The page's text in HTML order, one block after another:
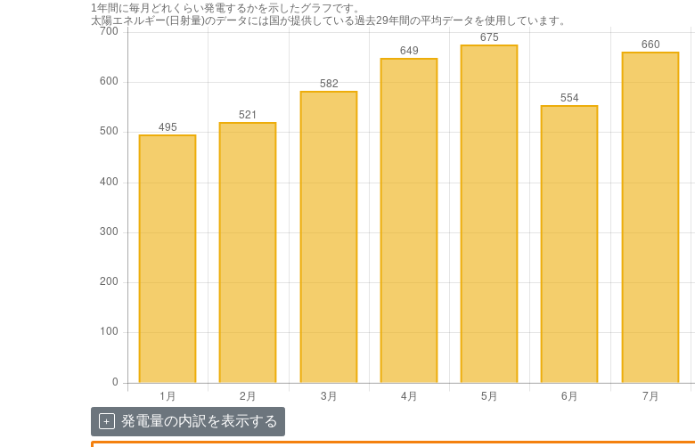
1年間に毎月どれくらい発電するかを示したグラフです。
太陽エネルギー(日射量)のデータには国が提供している過去29年間の平均データを使用しています。
発電量の内訳を表示する